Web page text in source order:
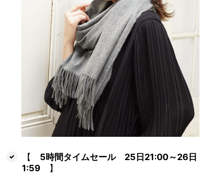
【 5時間タイムセール 25日21:00～26日
1:59 】